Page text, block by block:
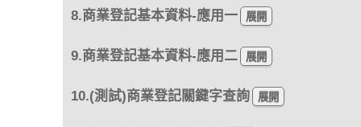
8.商業登記基本資料-應用一
9.商業登記基本資料-應用二
10.(測試)商業登記關鍵字查詢